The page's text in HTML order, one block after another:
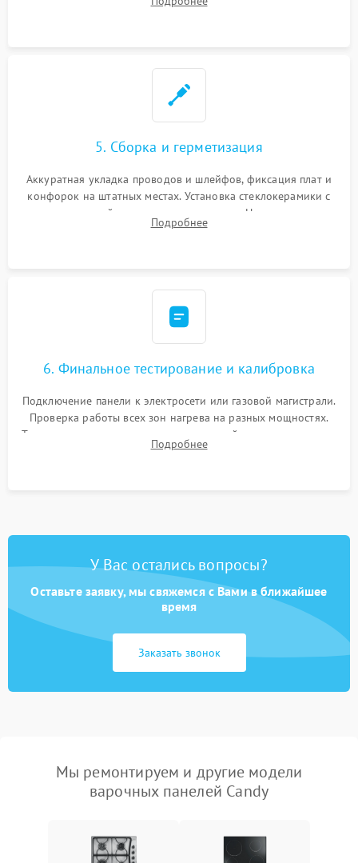
дорожек. Очистка контактов и замена поврежденной
5. Сборка и герметизация
Аккуратная укладка проводов и шлейфов, фиксация плат и
конфорок на штатных местах. Установка стеклокерамики с
проверкой равномерности зазоров. Нанесение
термостойкого герметика или укладка уплотнительной
Подробнее
6. Финальное тестирование и калибровка
Подключение панели к электросети или газовой магистрали.
Проверка работы всех зон нагрева на разных мощностях.
Тестирование сенсорного управления, таймера, индикаторов
остаточного тепла и систем защиты от перегрева.
Подробнее
У Вас остались вопросы?
Оставьте заявку, мы свяжемся с Вами в ближайшее
время
Заказать звонок
Мы ремонтируем и другие модели
варочных панелей Candy